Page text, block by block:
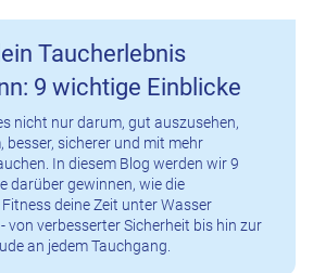
Taucherlebnis
9 wichtige Einblicke
nicht nur darum, gut auszusehen,
besser, sicherer und mit mehr
In diesem Blog werden wir 9
darüber gewinnen, wie die
deine Zeit unter Wasser
von verbesserter Sicherheit bis hin zur
an jedem Tauchgang.